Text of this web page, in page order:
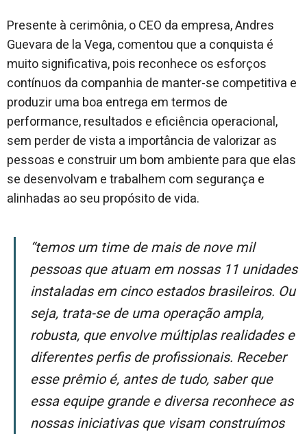
Presente à cerimônia, o CEO da empresa, Andres
Guevara de la Vega, comentou que a conquista é
muito significativa, pois reconhece os esforços
contínuos da companhia de manter-se competitiva e
produzir uma boa entrega em termos de
performance, resultados e eficiência operacional,
sem perder de vista a importância de valorizar as
pessoas e construir um bom ambiente para que elas
se desenvolvam e trabalhem com segurança e
alinhadas ao seu propósito de vida.
“Temos um time de mais de nove mil
pessoas que atuam em nossas 11 unidades
instaladas em cinco estados brasileiros. Ou
seja, trata-se de uma operação ampla,
robusta, que envolve múltiplas realidades e
diferentes perfis de profissionais. Receber
esse prêmio é, antes de tudo, saber que
essa equipe grande e diversa reconhece as
nossas iniciativas que visam construímos